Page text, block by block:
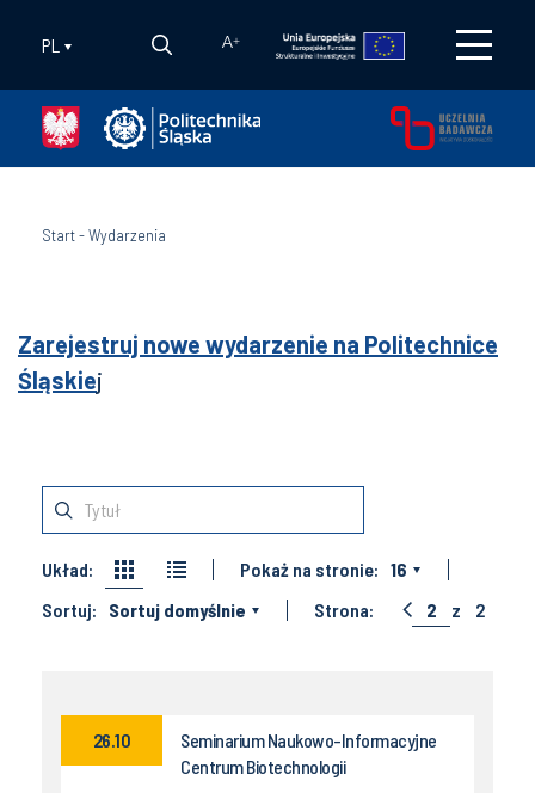
PL A+
Start-Wydarzenia
Zarejestruj nowe wydarzenie na Politechnice
Śląskiej
Układ: Pokaż na stronie: 16
Sortuj:
Sortuj domyślnie Strona: 2 z 2
Seminarium Naukowo-Informacyjne
Centrum Biotechnologii
26.10